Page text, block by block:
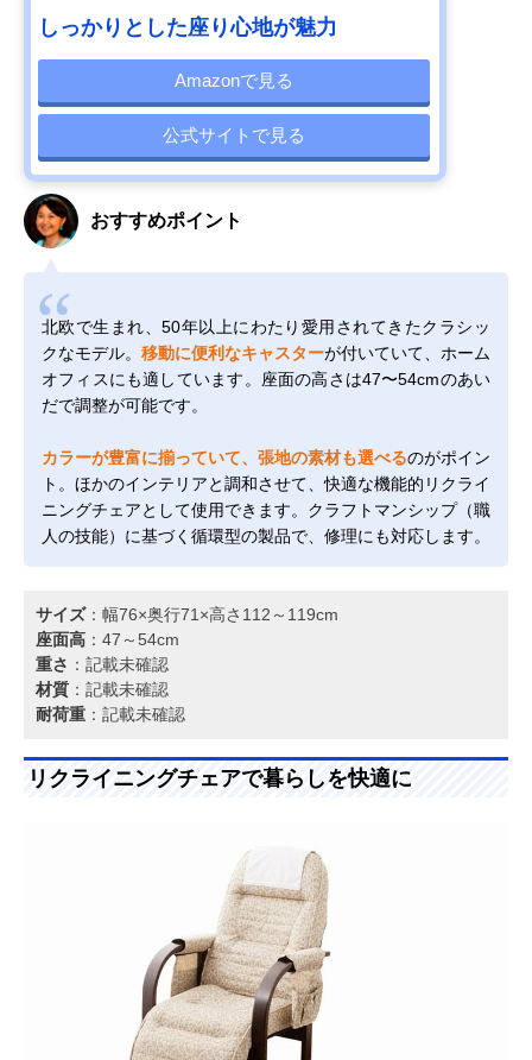
しっかりとした座り心地が魅力
Amazonで見る
公式サイトで見る
おすすめポイント
北欧で生まれ、50年以上にわたり愛用されてきたクラシッ
クなモデル。 移動に便利なキャスターが付いていて、ホーム
オフィスにも適しています。座面の高さは47〜54cmのあい
だで調整が可能です。
カラーが豊富に揃っていて、張地の素材も選べるのがポイン
ト。ほかのインテリアと調和させて、快適な機能的リクライ
ニングチェアとして使用できます。クラフトマンシップ（職
人の技能）に基づく循環型の製品で、修理にも対応します。
サイズ：幅76×奥行71×高さ112～119cm
座面高 ：47～54cm
重さ ：記載未確認
材質 ：記載未確認
耐荷重 ：記載未確認
リクライニングチェアで暮らしを快適に